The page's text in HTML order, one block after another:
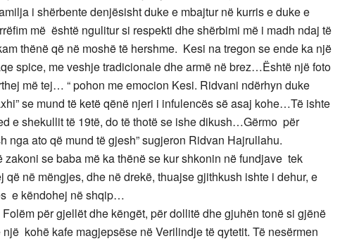
i shërbente denjësisht duke e mbajtur në kurris e duke e
më është ngulitur si respekti dhe shërbimi më i madh ndaj të
thënë që në moshë të hershme. Kesi na tregon se ende ka një
spice, me veshje tradicionale dhe armë në brez…Është një foto
më tej… “ pohon me emocion Kesi. Ridvani ndërhyn duke
se mund të ketë qënë njeri i infulencës së asaj kohe…Të ishte
e shekullit të 19të, do të thotë se ishe dikush…Gërmo për
nga ato që mund të gjesh” sugjeron Ridvan Hajrullahu.
se baba më ka thënë se kur shkonin në fundjave tek
në mëngjes, dhe në drekë, thuajse gjithkush ishte i dehur, e
e këndohej në shqip…
për gjellët dhe këngët, për dollitë dhe gjuhën tonë si gjënë
kohë kafe magjepsëse në Verilindje të qytetit. Të nesërmen